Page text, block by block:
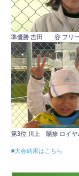
準優勝 吉田 容 フリー
第3位 川上 陽捺 ロイヤ
■大会結果はこちら